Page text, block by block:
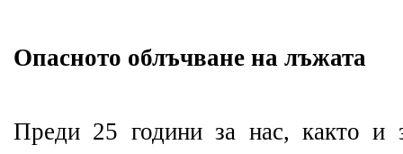
Опасното облъчване на лъжата
Преди 25 години за нас, както и